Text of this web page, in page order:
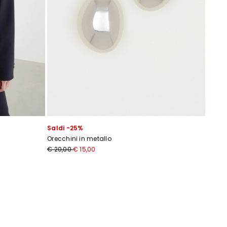
Saldi -25%
Orecchini in metallo
€ 20,00€ 15,00